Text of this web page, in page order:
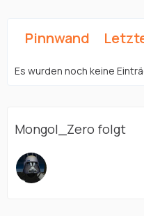
Pinnwand
Es wurden noch keine
Mongol_Zero folgt